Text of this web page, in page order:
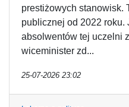
prestiżowych stanowisk.
publicznej od 2022 roku.
absolwentów tej uczelni
wiceminister zd...
25-07-2026 23:02